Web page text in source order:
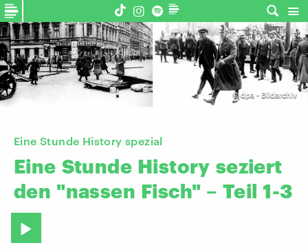
©dpa - Bildarchiv
Eine Stunde History spezial
Eine Stunde History seziert
den "nassen Fisch" – Teil 1-3